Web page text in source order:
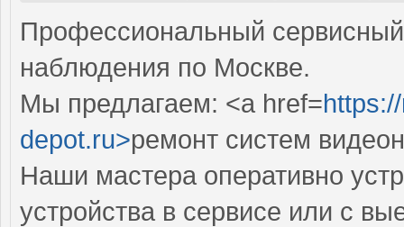
Профессиональный
наблюдения по Москве.
Мы предлагаем: <a href=
depot.ru>ремонт систем
Наши мастера оперативно
устройства в сервисе или с